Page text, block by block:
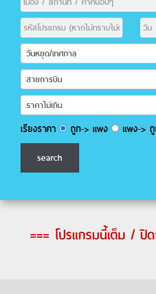
เรียงราคา ถูก-> แพง แพง->
=== โปรแกรมนี้เต็ม / ปิ